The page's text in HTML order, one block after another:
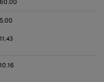
5.00
11.43
10.16